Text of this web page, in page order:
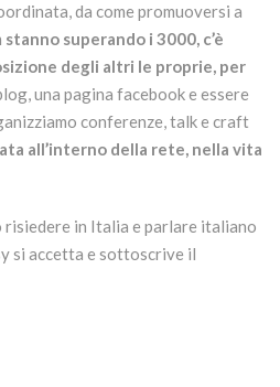
da come promuoversi a
superando i 3000, c’è
degli altri le proprie, per
una pagina facebook e essere
conferenze, talk e craft
all’interno della rete, nella vita
risiedere in Italia e parlare italiano
si accetta e sottoscrive il